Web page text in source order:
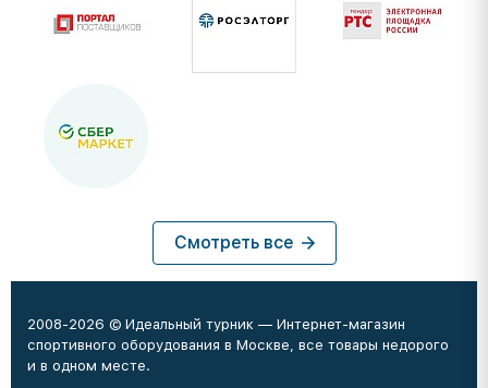
Смотреть все
2008-2026 © Идеальный турник — Интернет-магазин
спортивного оборудования в Москве, все товары недорого
и в одном месте.